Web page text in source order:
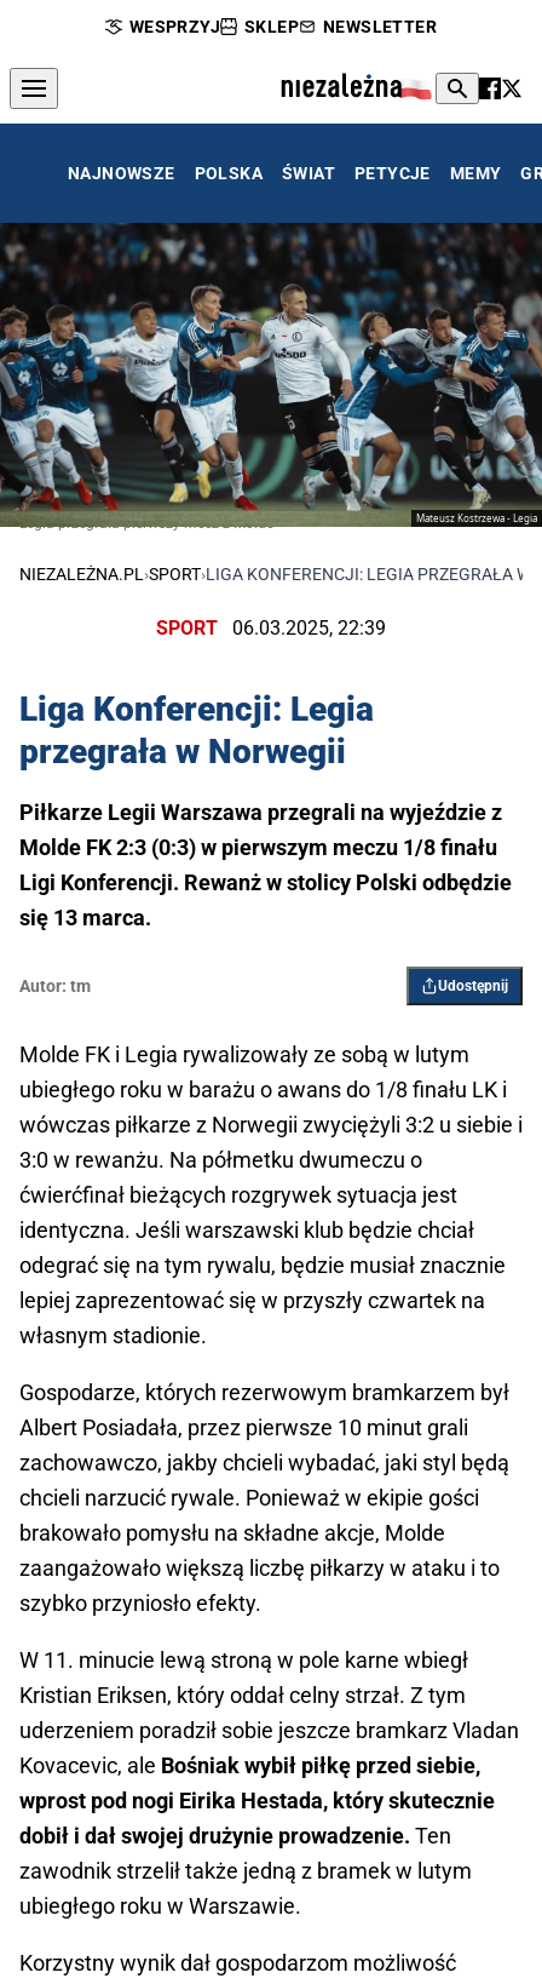
WESPRZYJ SKLEP NEWSLETTER
NAJNOWSZE POLSKA ŚWIAT PETYCJE MEMY
Mateusz Kostrzewa - Legia
Legia przegrała pierwszy mecz z Molde
NIEZALEŻNA.PL ›SPORT›LIGA KONFERENCJI: LEGIA PRZEGRAŁA W
SPORT 06.03.2025, 22:39
Liga Konferencji: Legia
przegrała w Norwegii
Piłkarze Legii Warszawa przegrali na wyjeździe z
Molde FK 2:3 (0:3) w pierwszym meczu 1/8 finału
Ligi Konferencji. Rewanż w stolicy Polski odbędzie
się 13 marca.
Autor: tm Udostępnij
Molde FK i Legia rywalizowały ze sobą w lutym
ubiegłego roku w barażu o awans do 1/8 finału LK i
wówczas piłkarze z Norwegii zwyciężyli 3:2 u siebie i
3:0 w rewanżu. Na półmetku dwumeczu o
ćwierćfinał bieżących rozgrywek sytuacja jest
identyczna. Jeśli warszawski klub będzie chciał
odegrać się na tym rywalu, będzie musiał znacznie
lepiej zaprezentować się w przyszły czwartek na
własnym stadionie.
Gospodarze, których rezerwowym bramkarzem był
Albert Posiadała, przez pierwsze 10 minut grali
zachowawczo, jakby chcieli wybadać, jaki styl będą
chcieli narzucić rywale. Ponieważ w ekipie gości
brakowało pomysłu na składne akcje, Molde
zaangażowało większą liczbę piłkarzy w ataku i to
szybko przyniosło efekty.
W 11. minucie lewą stroną w pole karne wbiegł
Kristian Eriksen, który oddał celny strzał. Z tym
uderzeniem poradził sobie jeszcze bramkarz Vladan
Kovacevic, ale Bośniak wybił piłkę przed siebie,
wprost pod nogi Eirika Hestada, który skutecznie
dobił i dał swojej drużynie prowadzenie. Ten
zawodnik strzelił także jedną z bramek w lutym
ubiegłego roku w Warszawie.
Korzystny wynik dał gospodarzom możliwość